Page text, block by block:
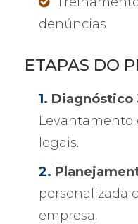
denúncias
ETAPAS DO
Diagnóstico
Levantamento
legais.
personalizada
empresa.